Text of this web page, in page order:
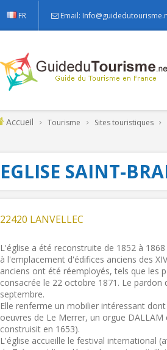
FR Email:
Accueil Tourisme Sites touristiques
EGLISE SAINT-
22420 LANVELLEC
L'église a été reconstruite de 1852 à
à l'emplacement d'édifices anciens des
anciens ont été réemployés, tels que les
consacrée le 22 octobre 1871. Le
septembre.
Elle renferme un mobilier intéressant
oeuvres de Le Merrer, un orgue
construisit en 1653).
L'église accueille le festival international